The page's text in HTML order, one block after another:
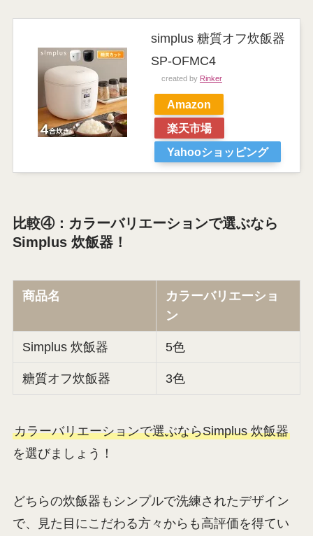
simplus 糖質オフ炊飯器
SP-OFMC4
created by Rinker
Amazon
楽天市場
Yahooショッピング
比較④：カラーバリエーションで選ぶなら
Simplus 炊飯器！
商品名
カラーバリエーショ
ン
Simplus 炊飯器 5色
糖質オフ炊飯器 3色
カラーバリエーションで選ぶならSimplus 炊飯器
を選びましょう！
どちらの炊飯器もシンプルで洗練されたデザイン
で、見た目にこだわる方々からも高評価を得てい